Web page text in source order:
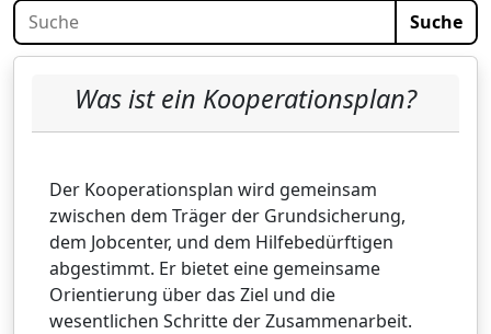
Suche Suche
Was ist ein Kooperationsplan?
Der Kooperationsplan wird gemeinsam
zwischen dem Träger der Grundsicherung,
dem Jobcenter, und dem Hilfebedürftigen
abgestimmt. Er bietet eine gemeinsame
Orientierung über das Ziel und die
wesentlichen Schritte der Zusammenarbeit.